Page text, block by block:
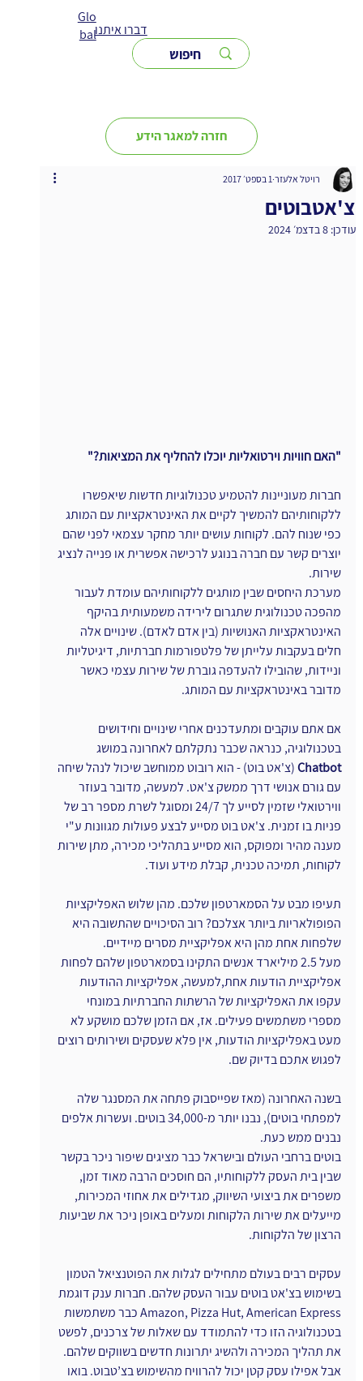
דברו איתנו
Glo
bal
חזרה למאגר הידע
צ'אטבוטים
רויטל אלעזר 1 בספט׳ 2017
עודכן: 8 בדצמ׳ 2024
"האם חוויות וירטואליות יוכלו להחליף את המציאות?"
חברות מעוניינות להטמיע טכנולוגיות חדשות שיאפשרו
ללקוחותיהם להמשיך לקיים את האינטראקציות עם המותג
כפי שנוח להם. לקוחות עושים יותר מחקר עצמאי לפני שהם
יוצרים קשר עם חברה בנוגע לרכישה אפשרית או פנייה לנציג
שירות.
מערכת היחסים שבין מותגים ללקוחותיהם עומדת לעבור
מהפכה טכנולוגית שתגרום לירידה משמעותית בהיקף
האינטראקציות האנושיות (בין אדם לאדם). שינויים אלה
חלים בעקבות עלייתן של פלטפורמות חברתיות, דיגיטליות
וניידות, שהובילו להעדפה גוברת של שירות עצמי כאשר
מדובר באינטראקציות עם המותג.
אם אתם עוקבים ומתעדכנים אחרי שינויים וחידושים
בטכנולוגיה, כנראה שכבר נתקלתם לאחרונה במושג
Chatbot (צ'אט בוט) - הוא רובוט ממוחשב שיכול לנהל שיחה
עם גורם אנושי דרך ממשק צ'אט. למעשה, מדובר בעוזר
ווירטואלי שזמין לסייע לך 24/7 ומסוגל לשרת מספר רב של
פניות בו זמנית. צ'אט בוט מסייע לבצע פעולות מגוונות ע"י
מענה מהיר ומפוקס, הוא מסייע בתהליכי מכירה, מתן שירות
לקוחות, תמיכה טכנית, קבלת מידע ועוד.
תעיפו מבט על הסמארטפון שלכם. מהן שלוש האפליקציות
הפופולאריות ביותר אצלכם? רוב הסיכויים שהתשובה היא
שלפחות אחת מהן היא אפליקציית מסרים מיידיים.
מעל 2.5 מיליארד אנשים התקינו בסמארטפון שלהם לפחות
אפליקציית הודעות אחת,למעשה, אפליקציות ההודעות
עקפו את האפליקציות של הרשתות החברתיות במונחי
מספרי משתמשים פעילים. אז, אם הזמן שלכם מושקע לא
מעט באפליקציות הודעות, אין פלא שעסקים ושירותים רוצים
לפגוש אתכם בדיוק שם.
בשנה האחרונה (מאז שפייסבוק פתחה את המסנגר שלה
למפתחי בוטים), נבנו יותר מ-34,000 בוטים. ועשרות אלפים
נבנים ממש כעת.
בוטים ברחבי העולם ובישראל כבר מציגים שיפור ניכר בקשר
שבין בית העסק ללקוחותיו, הם חוסכים הרבה מאוד זמן,
משפרים את ביצועי השיווק, מגדילים את אחוזי המכירות,
מייעלים את שירות הלקוחות ומעלים באופן ניכר את שביעות
הרצון של הלקוחות.
עסקים רבים בעולם מתחילים לגלות את הפוטנציאל הטמון
בשימוש בצ'אט בוטים עבור העסק שלהם. חברות ענק דוגמת
Amazon, Pizza Hut, American Express כבר משתמשות
בטכנולוגיה הזו כדי להתמודד עם שאלות של צרכנים, לפשט
את תהליך המכירה ולהשיג יתרונות חדשים בשווקים שלהם.
אבל אפילו עסק קטן יכול להרוויח מהשימוש בצ’טבוט. בואו